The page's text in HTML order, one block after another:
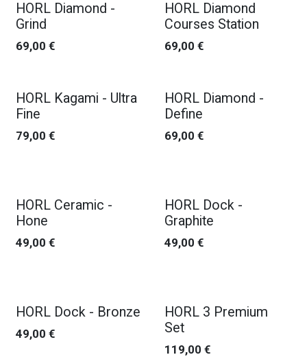
HORL Diamond -
Grind
69,00 €
HORL Diamond
Courses Station
69,00 €
HORL Kagami - Ultra
Fine
79,00 €
HORL Diamond -
Define
69,00 €
HORL Ceramic -
Hone
49,00 €
HORL Dock -
Graphite
49,00 €
HORL Dock - Bronze
49,00 €
HORL 3 Premium
Set
119,00 €